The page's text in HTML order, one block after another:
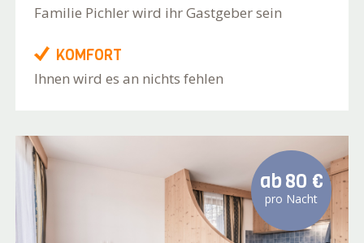
Familie Pichler wird ihr Gastgeber sein
KOMFORT
Ihnen wird es an nichts fehlen
ab80 €
pro Nacht